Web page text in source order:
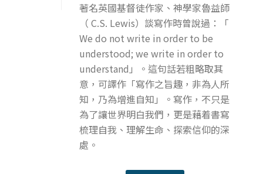
著名英國基督徒作家、神學家魯益師
（ C.S. Lewis）談寫作時曾說過：「
We do not write in order to be
understood; we write in order to
understand」。這句話若粗略取其
意，可譯作「寫作之旨趣，非為人所
知，乃為增進自知」。寫作，不只是
為了讓世界明白我們，更是藉着書寫
梳理自我、理解生命、探索信仰的深
處。